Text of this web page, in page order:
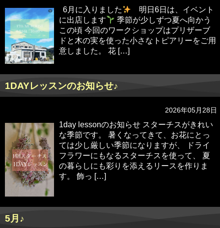
6月に入りました
明日6日は、イベント
に出店します
季節が少しずつ夏へ向かう
この頃 今回のワークショップはプリザーブ
ドと木の実を使った小さなトピアリーをご用
意しました。 花 […]
1DAYレッスンのお知らせ♪
2026年05月28日
1day lessonのお知らせ スターチスがきれい
な季節です。 暑くなってきて、お花にとっ
ては少し厳しい季節になりますが、 ドライ
フラワーにもなるスターチスを使って、 夏
の暮らしにも彩りを添えるリースを作りま
す。 飾っ […]
5月♪